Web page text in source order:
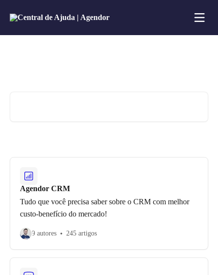
Agendor CRM
Tudo que você precisa saber sobre o CRM com melhor
custo-benefício do mercado!
9 autores 245 artigos